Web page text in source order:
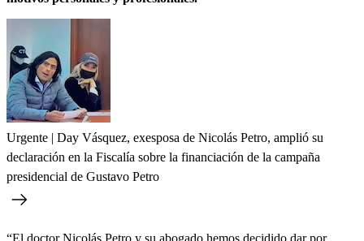
Urgente | Day Vásquez, exesposa de Nicolás Petro, amplió su
declaración en la Fiscalía sobre la financiación de la campaña
presidencial de Gustavo Petro
“El doctor Nicolás Petro y su abogado hemos decidido dar por